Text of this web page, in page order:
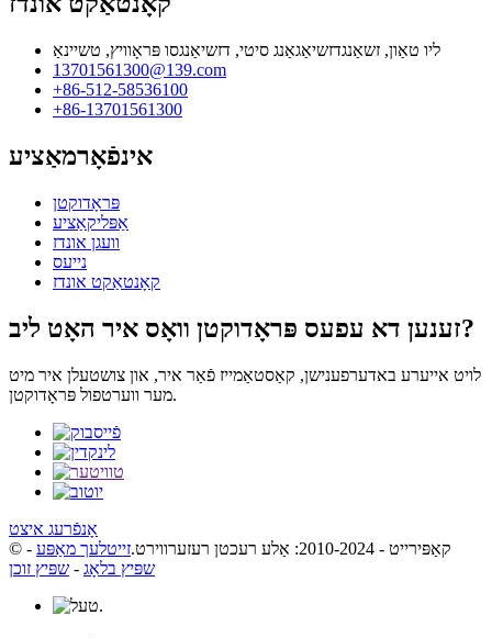
ליו טאַון, זשאַנגדזשיאַגאַנג סיטי, דזשיאַנגסו פּראָוויץ, טשיינאַ
13701561300@139.com
+86-512-58536100
+86-13701561300
אינפֿאָרמאַציע
פּראָדוקטן
אַפּליקאַציע
וועגן אונדז
נייעס
קאָנטאַקט אונדז
זענען דא עפעס פּראָדוקטן וואָס איר האָט ליב?
לויט אייערע באדערפענישן, קאַסטאַמייז פֿאַר איר, און צושטעלן איר מיט
מער ווערטפול פּראָדוקטן.
אָנפֿרעג איצט
© קאַפּירייט - 2010-2024: אַלע רעכטן רעזערווירט.
זייטלעך מאַפּע -
שפּיץ בלאָג - שפּיץ זוכן